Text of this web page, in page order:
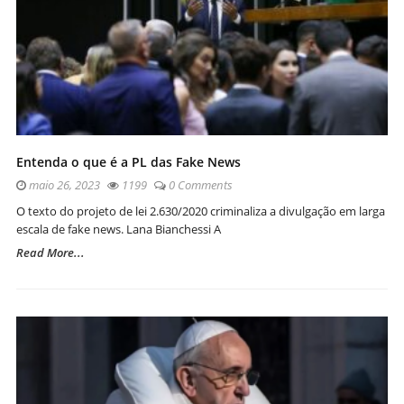
Entenda o que é a PL das Fake News
maio 26, 2023 1199
0 Comments
O texto do projeto de lei 2.630/2020 criminaliza a divulgação em larga
escala de fake news. Lana Bianchessi A
Read More...